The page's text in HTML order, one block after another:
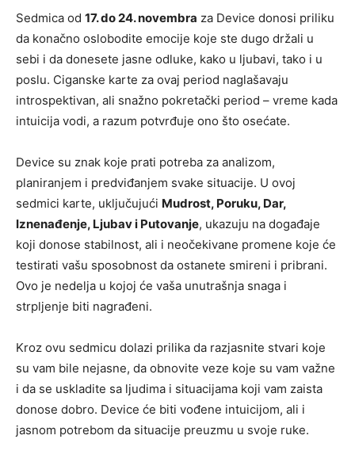
Sedmica od 17. do 24. novembra za Device donosi priliku
da konačno oslobodite emocije koje ste dugo držali u
sebi i da donesete jasne odluke, kako u ljubavi, tako i u
poslu. Ciganske karte za ovaj period naglašavaju
introspektivan, ali snažno pokretački period – vreme kada
intuicija vodi, a razum potvrđuje ono što osećate.
Device su znak koje prati potreba za analizom,
planiranjem i predviđanjem svake situacije. U ovoj
sedmici karte, uključujući Mudrost, Poruku, Dar,
Iznenađenje, Ljubav i Putovanje, ukazuju na događaje
koji donose stabilnost, ali i neočekivane promene koje će
testirati vašu sposobnost da ostanete smireni i pribrani.
Ovo je nedelja u kojoj će vaša unutrašnja snaga i
strpljenje biti nagrađeni.
Kroz ovu sedmicu dolazi prilika da razjasnite stvari koje
su vam bile nejasne, da obnovite veze koje su vam važne
i da se uskladite sa ljudima i situacijama koji vam zaista
donose dobro. Device će biti vođene intuicijom, ali i
jasnom potrebom da situacije preuzmu u svoje ruke.